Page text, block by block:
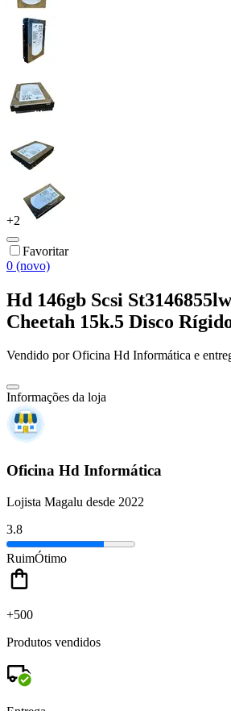
+2
Favoritar
0 (novo)
Hd 146gb Scsi
Cheetah 15k.5 Disco
Vendido porOficina Hd Informática e
Informações da loja
Oficina Hd Informática
Lojista Magalu desde 2022
3.8
RuimÓtimo
+500
Produtos vendidos